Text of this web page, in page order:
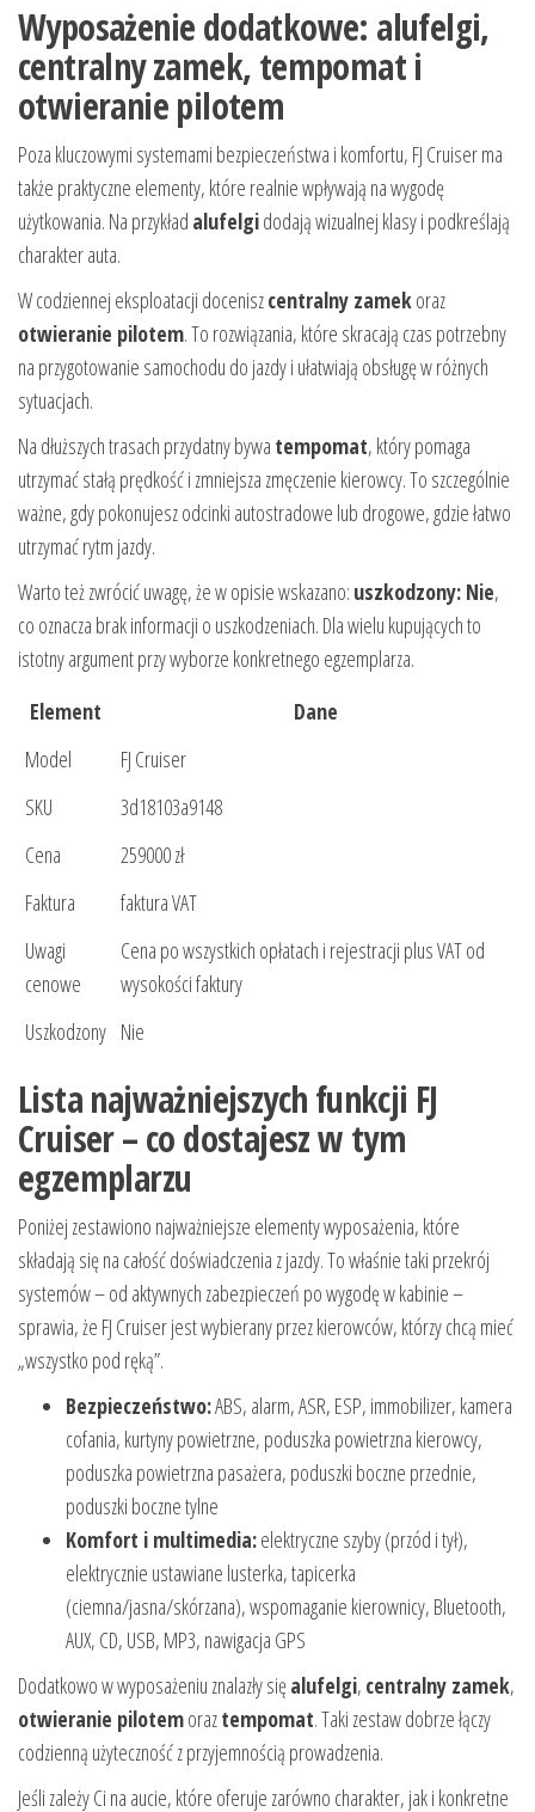
Wyposażenie dodatkowe: alufelgi,
centralny zamek, tempomat i
otwieranie pilotem
Poza kluczowymi systemami bezpieczeństwa i komfortu, FJ Cruiser ma
także praktyczne elementy, które realnie wpływają na wygodę
użytkowania. Na przykład alufelgidodają wizualnej klasy i podkreślają
charakter auta.
W codziennej eksploatacji doceniszcentralny zamek oraz
otwieranie pilotem. To rozwiązania, które skracają czas potrzebny
na przygotowanie samochodu do jazdy i ułatwiają obsługę w różnych
sytuacjach.
Na dłuższych trasach przydatny bywa tempomat, który pomaga
utrzymać stałą prędkość i zmniejsza zmęczenie kierowcy. To szczególnie
ważne, gdy pokonujesz odcinki autostradowe lub drogowe, gdzie łatwo
utrzymać rytm jazdy.
Warto też zwrócić uwagę, że w opisie wskazano: uszkodzony: Nie,
co oznacza brak informacji o uszkodzeniach. Dla wielu kupujących to
istotny argument przy wyborze konkretnego egzemplarza.
Element
Dane
Model
FJ Cruiser
SKU
3d18103a9148
Cena
259000 zł
Faktura
faktura VAT
Uwagi
cenowe
Cena po wszystkich opłatach i rejestracji plus VAT od
wysokości faktury
Uszkodzony Nie
Lista najważniejszych funkcji FJ
Cruiser – co dostajesz w tym
egzemplarzu
Poniżej zestawiono najważniejsze elementy wyposażenia, które
składają się na całość doświadczenia z jazdy. To właśnie taki przekrój
systemów – od aktywnych zabezpieczeń po wygodę w kabinie –
sprawia, że FJ Cruiser jest wybierany przez kierowców, którzy chcą mieć
„wszystko pod ręką”.
Bezpieczeństwo:ABS, alarm, ASR, ESP, immobilizer, kamera
cofania, kurtyny powietrzne, poduszka powietrzna kierowcy,
poduszka powietrzna pasażera, poduszki boczne przednie,
poduszki boczne tylne
Komfort i multimedia:elektryczne szyby (przód i tył),
elektrycznie ustawiane lusterka, tapicerka
(ciemna/jasna/skórzana), wspomaganie kierownicy, Bluetooth,
AUX, CD, USB, MP3, nawigacja GPS
Dodatkowo w wyposażeniu znalazły sięalufelgi, centralny zamek,
otwieranie pilotemoraztempomat. Taki zestaw dobrze łączy
codzienną użyteczność z przyjemnością prowadzenia.
Jeśli zależy Ci na aucie, które oferuje zarówno charakter, jak i konkretne